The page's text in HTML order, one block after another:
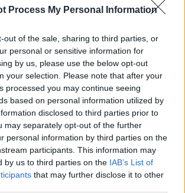
Process My Personal Information
out of the sale, sharing to third parties, or
personal or sensitive information for
by us, please use the below opt-out
your selection. Please note that after your
processed you may continue seeing
based on personal information utilized by
disclosed to third parties prior to
may separately opt-out of the further
personal information by third parties on the
participants. This information may
by us to third parties on the IAB’s List of
that may further disclose it to other
gładzisz grzechy świata – wysłuchaj
gładzisz grzechy świata – zmiłuj się
święty Janie Pawle.
i słowem głosili światu Chrystusa,
przyjmij nasze dziękczynienie za dar
i posłannictwa świętego Jana Pawła II